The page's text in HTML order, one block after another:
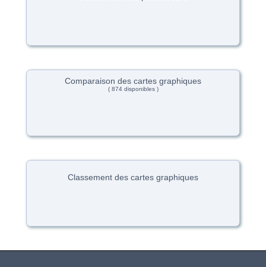
Comparaison des cartes graphiques
( 874 disponibles )
Classement des cartes graphiques